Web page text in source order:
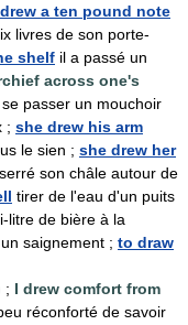
a ten pound note
livres de son porte-
shelf il a passé un
across one's
passer un mouchoir
; she drew his arm
le sien ; she drew her
son châle autour de
tirer de l'eau d'un puits
litre de bière à la
saignement ; to draw
; I drew comfort from
réconforté de savoir